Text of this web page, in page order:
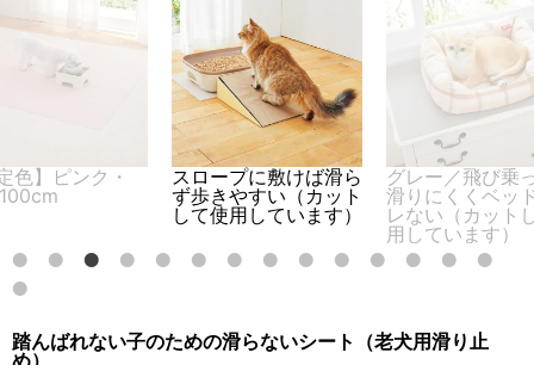
色】ピンク・
スロープに敷けば滑ら
ず歩きやすい（カット
して使用しています）
グレー／飛び乗
滑りにくくベッ
レない（カット
用しています）
踏んばれない子のための滑らないシート（老犬用滑り止
め）